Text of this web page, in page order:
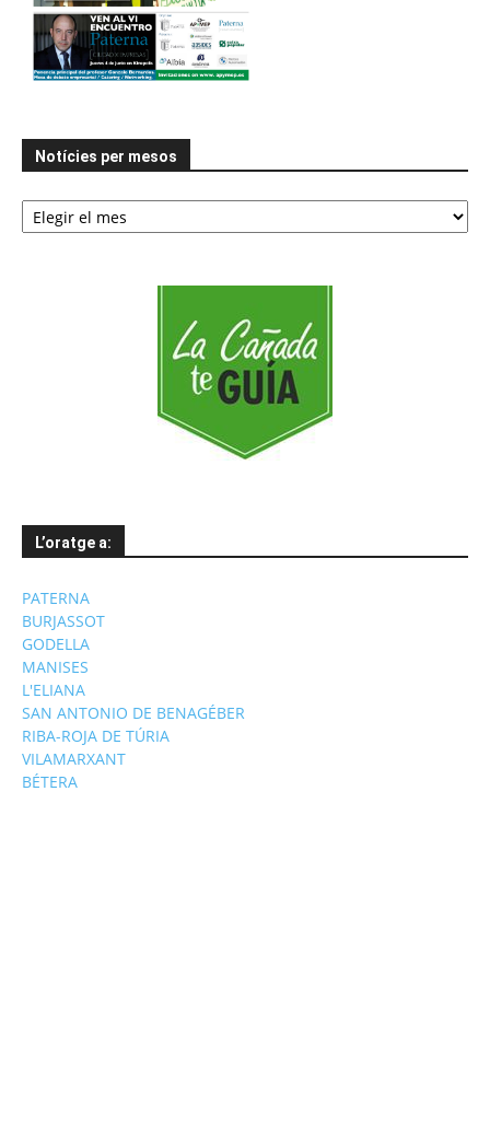
Notícies per mesos
Notícies
per
L’oratge a:
PATERNA
BURJASSOT
GODELLA
MANISES
L'ELIANA
SAN ANTONIO DE BENAGÉBER
RIBA-ROJA DE TÚRIA
VILAMARXANT
BÉTERA